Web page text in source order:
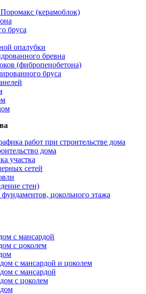
(керамоблок)
бруса
опалубки
бревна
(фибропенобетона)
бруса
работ при строительстве дома
дома
участка
сетей
стен)
фундаментов, цокольного этажа
с мансардой
с цоколем
с мансардой и цоколем
с мансардой
с цоколем